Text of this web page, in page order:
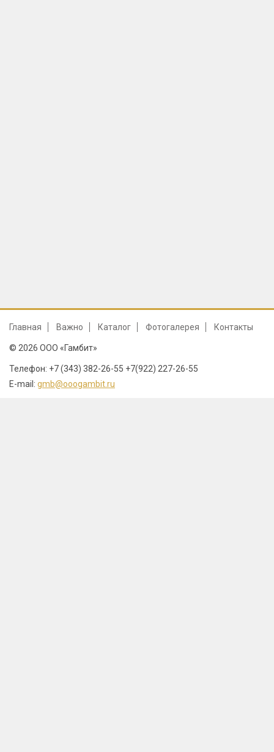
Главная Важно Каталог Фотогалерея Контакты
© 2026 ООО «Гамбит»
Телефон: +7 (343) 382-26-55 +7(922) 227-26-55
E-mail: gmb@ooogambit.ru